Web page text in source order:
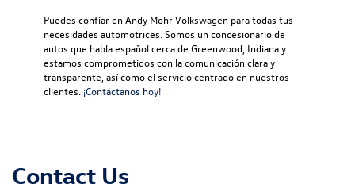
Puedes confiar en Andy Mohr Volkswagen para todas tus
necesidades automotrices. Somos un concesionario de
autos que habla español cerca de Greenwood, Indiana y
estamos comprometidos con la comunicación clara y
transparente, así como el servicio centrado en nuestros
clientes. ¡Contáctanos hoy!
Contact Us